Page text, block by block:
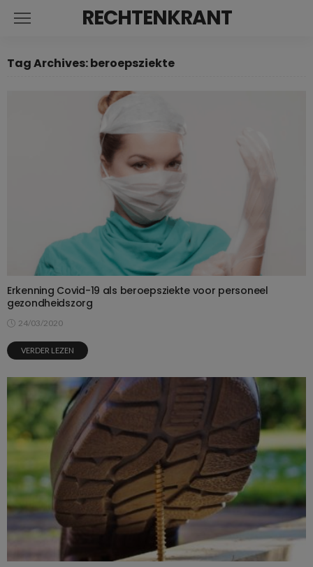
RECHTENKRANT
Tag Archives: beroepsziekte
Erkenning Covid-19 als beroepsziekte voor personeel
gezondheidszorg
24/03/2020
VERDER LEZEN